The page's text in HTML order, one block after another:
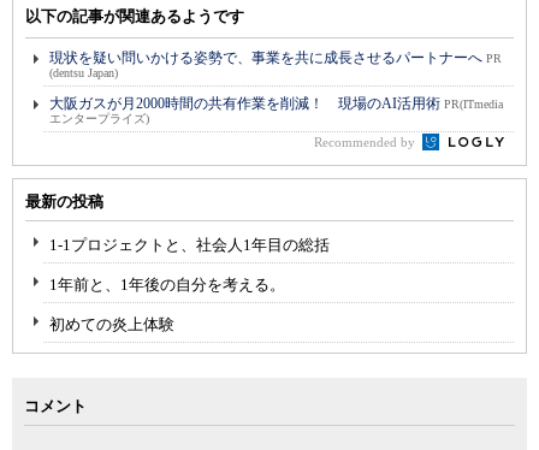
以下の記事が関連あるようです
現状を疑い問いかける姿勢で、事業を共に成長させるパートナーへ PR
(dentsu Japan)
大阪ガスが月2000時間の共有作業を削減！ 現場のAI活用術 PR(ITmedia
エンタープライズ)
Recommended by
最新の投稿
1-1プロジェクトと、社会人1年目の総括
1年前と、1年後の自分を考える。
初めての炎上体験
コメント